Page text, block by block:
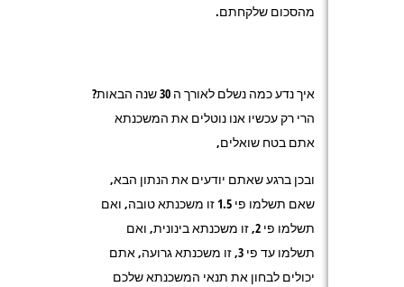
מהסכום שלקחתם.
איך נדע כמה נשלם לאורך ה 30 שנה הבאות?
הרי רק עכשיו אנו נוטלים את המשכנתא
אתם בטח שואלים,
ובכן ברגע שאתם יודעים את הנתון הבא,
שאם תשלמו פי 1.5 זו משכנתא טובה, ואם
תשלמו פי 2, זו משכנתא בינונית, ואם
תשלמו עד פי 3, זו משכנתא גרועה, אתם
יכולים לבחון את תנאי המשכנתא שלכם